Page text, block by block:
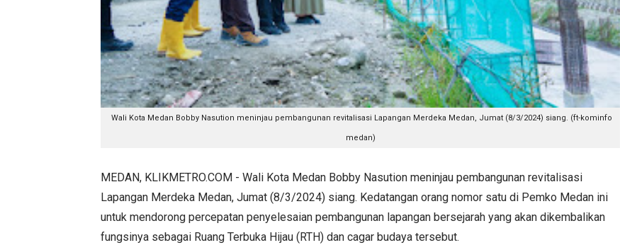
Wali Kota Medan Bobby Nasution meninjau pembangunan revitalisasi Lapangan Merdeka Medan, Jumat (8/3/2024) siang. (ft-kominfo
medan)
MEDAN, KLIKMETRO.COM - Wali Kota Medan Bobby Nasution meninjau pembangunan revitalisasi
Lapangan Merdeka Medan, Jumat (8/3/2024) siang. Kedatangan orang nomor satu di Pemko Medan ini
untuk mendorong percepatan penyelesaian pembangunan lapangan bersejarah yang akan dikembalikan
fungsinya sebagai Ruang Terbuka Hijau (RTH) dan cagar budaya tersebut.